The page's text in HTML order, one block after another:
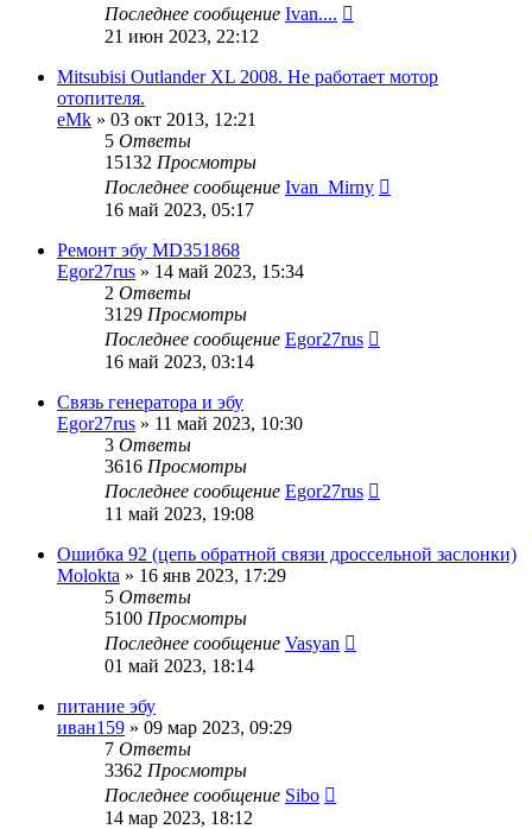
Последнее сообщение Ivan....
21 июн 2023, 22:12
Mitsubisi Outlander XL 2008. Не работает мотор
отопителя.
eMk » 03 окт 2013, 12:21
5 Ответы
15132 Просмотры
Последнее сообщение Ivan_Mirny
16 май 2023, 05:17
Ремонт эбу MD351868
Egor27rus » 14 май 2023, 15:34
2 Ответы
3129 Просмотры
Последнее сообщение Egor27rus
16 май 2023, 03:14
Связь генератора и эбу
Egor27rus » 11 май 2023, 10:30
3 Ответы
3616 Просмотры
Последнее сообщение Egor27rus
11 май 2023, 19:08
Ошибка 92 (цепь обратной связи дроссельной заслонки)
Molokta » 16 янв 2023, 17:29
5 Ответы
5100 Просмотры
Последнее сообщение Vasyan
01 май 2023, 18:14
питание эбу
иван159 » 09 мар 2023, 09:29
7 Ответы
3362 Просмотры
Последнее сообщение Sibo
14 мар 2023, 18:12